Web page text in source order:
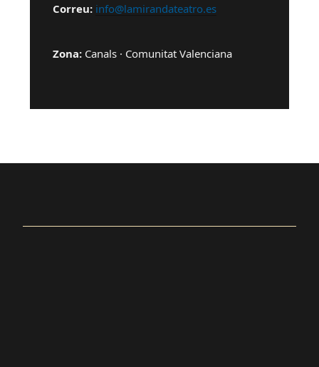
Correu: info@lamirandateatro.es
Zona: Canals · Comunitat Valenciana